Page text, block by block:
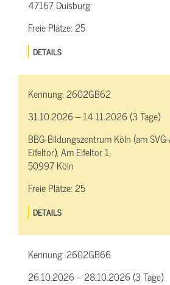
47167 Duisburg
Freie Plätze:25
DETAILS
Kennung:2602GB62
31.10.2026 – 14.11.2026 (3 Tage)
BBG-Bildungszentrum Köln (am
Eifeltor), Am Eifeltor 1,
50997 Köln
Freie Plätze:25
DETAILS
Kennung:2602GB66
26.10.2026 – 28.10.2026 (3 Tage)